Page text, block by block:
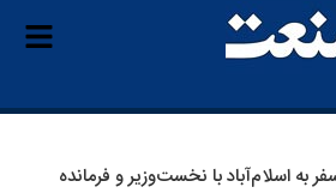
به اسلام‌آباد با نخست‌وزیر و فرمانده